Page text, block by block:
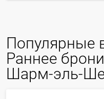
Популярные
Раннее
Шарм-эль-